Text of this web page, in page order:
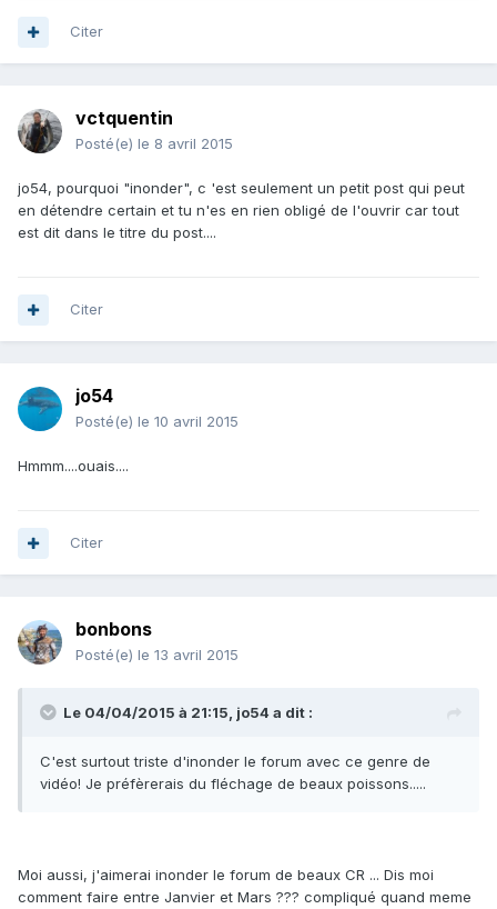
Citer
vctquentin
Posté(e) le 8 avril 2015
jo54, pourquoi "inonder", c 'est seulement un petit post qui peut
en détendre certain et tu n'es en rien obligé de l'ouvrir car tout
est dit dans le titre du post....
Citer
jo54
Posté(e) le 10 avril 2015
Hmmm....ouais....
Citer
bonbons
Posté(e) le 13 avril 2015
Le 04/04/2015 à 21:15, jo54 a dit :
C'est surtout triste d'inonder le forum avec ce genre de
vidéo! Je préfèrerais du fléchage de beaux poissons.....
Moi aussi, j'aimerai inonder le forum de beaux CR ... Dis moi
comment faire entre Janvier et Mars ??? compliqué quand meme